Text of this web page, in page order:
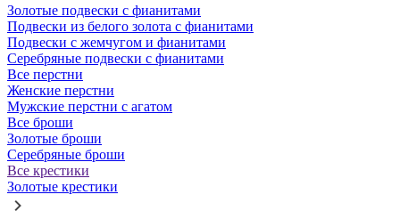
Золотые подвески с фианитами
Подвески из белого золота с фианитами
Подвески с жемчугом и фианитами
Серебряные подвески с фианитами
Все перстни
Женские перстни
Мужские перстни с агатом
Все броши
Золотые броши
Серебряные броши
Все крестики
Золотые крестики